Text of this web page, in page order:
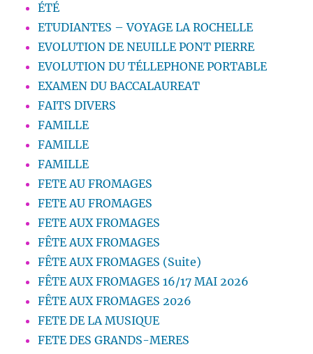
ÉTÉ
ETUDIANTES – VOYAGE LA ROCHELLE
EVOLUTION DE NEUILLE PONT PIERRE
EVOLUTION DU TÉLLEPHONE PORTABLE
EXAMEN DU BACCALAUREAT
FAITS DIVERS
FAMILLE
FAMILLE
FAMILLE
FETE AU FROMAGES
FETE AU FROMAGES
FETE AUX FROMAGES
FÊTE AUX FROMAGES
FÊTE AUX FROMAGES (Suite)
FÊTE AUX FROMAGES 16/17 MAI 2026
FÊTE AUX FROMAGES 2026
FETE DE LA MUSIQUE
FETE DES GRANDS-MERES